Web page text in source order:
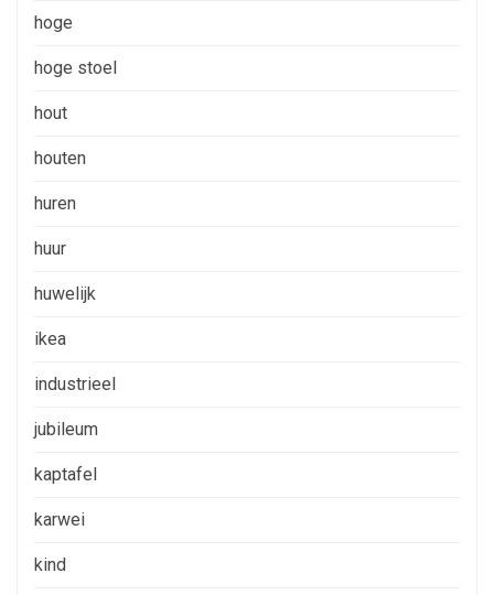
hoge
hoge stoel
hout
houten
huren
huur
huwelijk
ikea
industrieel
jubileum
kaptafel
karwei
kind